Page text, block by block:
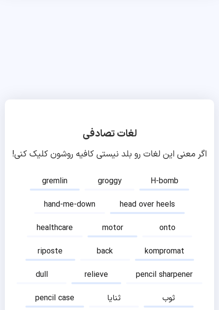
لغات تصادفی
اگر معنی این لغات رو بلد نیستی کافیه روشون کلیک کنی!
gremlin groggy
H-bomb
hand-me-down
head over heels
healthcare
motor
onto
riposte
back
kompromat
dull
relieve
pencil sharpener
pencil case
ثنایا
ثوب